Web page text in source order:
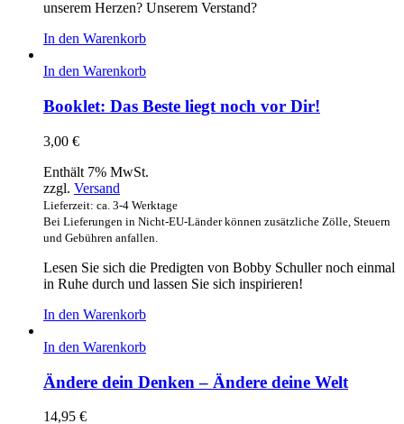
unserem Herzen? Unserem Verstand?
In den Warenkorb
In den Warenkorb
Booklet: Das Beste liegt noch vor Dir!
3,00 €
Enthält 7% MwSt.
zzgl. Versand
Lieferzeit: ca. 3-4 Werktage
Bei Lieferungen in Nicht-EU-Länder können zusätzliche Zölle, Steuern
und Gebühren anfallen.
Lesen Sie sich die Predigten von Bobby Schuller noch einmal
in Ruhe durch und lassen Sie sich inspirieren!
In den Warenkorb
In den Warenkorb
Ändere dein Denken – Ändere deine Welt
14,95 €